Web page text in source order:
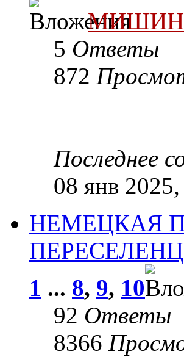
5 Ответы
872
Последнее
08 янв
НЕМЕЦКАЯ
1 ... 8, 9, 10
92 Ответы
8366